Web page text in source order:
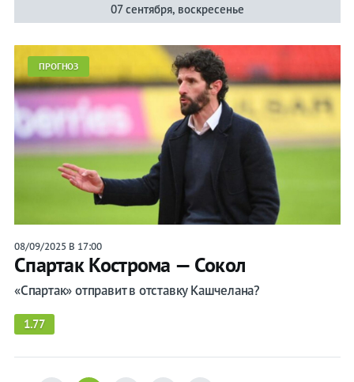
07 сентября, воскресенье
ПРОГНОЗ
08/09/2025 В 17:00
Спартак Кострома — Сокол
«Спартак» отправит в отставку Кашчелана?
1.77